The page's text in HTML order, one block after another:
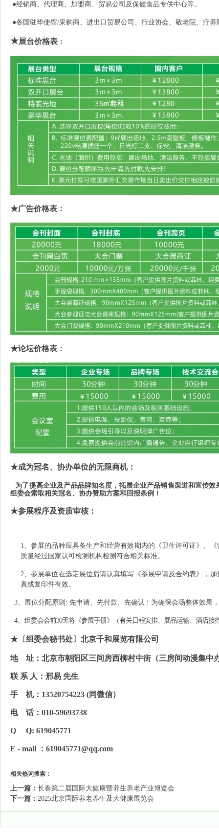
●经销商、代理商、加盟商、贸易公司及保健食品专供中心等。
●各国 驻华使馆/采购商、进出口贸易公司、行业协会、敬老院、疗
★展台价格表 ：
★广告价格表：
★论坛价格表：
★成为冠名、协办单位的无限商机：
为了提高企业及产品品牌知名度，拓展企业产品销售渠道和宣传效
组委会索取相关冠名、协办赞助方案和回报条例！
★参展程序及资质审核：
1
、参展的品种应具备生产和经营有效期内的《卫生许可证》、
质量经过国家认可检测机构检测符合相关标准。
2 、参展单位在选定展位后请认真填写《参展申请及合约表》，
真或复印件有效。
3 、展位分配原则 : 先申请、先付款、先确认 ! 为确保会场整体效果
4、 组委会会前30天将《参展手册》（有关日程安排、展品运输、酒店接
★ 〔组委会秘书处〕北京千和展览有限公司
地 址： 北京市朝阳区三间房西柳村中街（三房间动漫集中
联 系 人：邢易 先生
手 机： 13520754223 (同微信）
电 话： 010-59693738
Q Q: 619045771
E - mail ： 619045771@qq.com
相关热词搜索：
上一篇： 长春第二届国际大健康暨养生养老产业博览会
下一篇： 2025北京国际养老养生及大健康展览会